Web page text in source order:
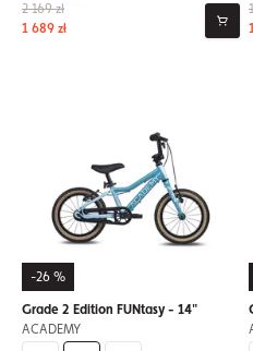
2 169 zł
1 689 zł
-26 %
Grade 2 Edition FUNtasy - 14"
ACADEMY